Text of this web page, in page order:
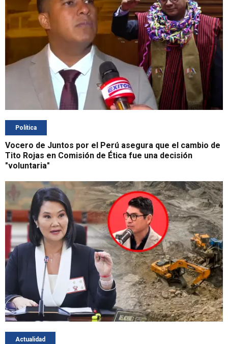
Política
Vocero de Juntos por el Perú asegura que el cambio de
Tito Rojas en Comisión de Ética fue una decisión
"voluntaria"
Actualidad